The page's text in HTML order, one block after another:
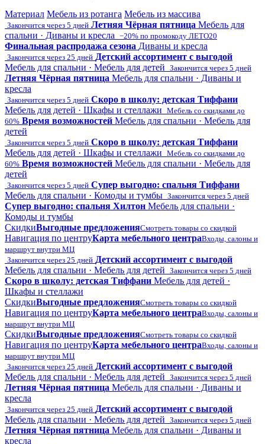
Материал Мебель из ротанга Мебель из массива
Закончится через 5 дней Летняя Чёрная пятница Мебель для
спальни · Диваны и кресла −20% по промокоду ЛЕТО20
Финальная распродажа сезона Диваны и кресла
Закончится через 25 дней Детский ассортимент с выгодой
Мебель для спальни · Мебель для детей Закончится через 5 дней
Летняя Чёрная пятница Мебель для спальни · Диваны и
кресла
Закончится через 5 дней Скоро в школу: детская Тиффани
Мебель для детей · Шкафы и стеллажи Мебель со скидками до
60% Время возможностей Мебель для спальни · Мебель для
детей
Закончится через 5 дней Скоро в школу: детская Тиффани
Мебель для детей · Шкафы и стеллажи Мебель со скидками до
60% Время возможностей Мебель для спальни · Мебель для
детей
Закончится через 5 дней Супер выгодно: спальня Тиффани
Мебель для спальни · Комоды и тумбы Закончится через 5 дней
Супер выгодно: спальня Хилтон Мебель для спальни ·
Комоды и тумбы
СкидкиВыгодные предложенияСмотреть товары со скидкой
Навигация по центруКарта мебельного центраВходы, салоны и
маршрут внутри МЦ
Закончится через 25 дней Детский ассортимент с выгодой
Мебель для спальни · Мебель для детей Закончится через 5 дней
Скоро в школу: детская Тиффани Мебель для детей ·
Шкафы и стеллажи
СкидкиВыгодные предложенияСмотреть товары со скидкой
Навигация по центруКарта мебельного центраВходы, салоны и
маршрут внутри МЦ
СкидкиВыгодные предложенияСмотреть товары со скидкой
Навигация по центруКарта мебельного центраВходы, салоны и
маршрут внутри МЦ
Закончится через 25 дней Детский ассортимент с выгодой
Мебель для спальни · Мебель для детей Закончится через 5 дней
Летняя Чёрная пятница Мебель для спальни · Диваны и
кресла
Закончится через 25 дней Детский ассортимент с выгодой
Мебель для спальни · Мебель для детей Закончится через 5 дней
Летняя Чёрная пятница Мебель для спальни · Диваны и
кресла